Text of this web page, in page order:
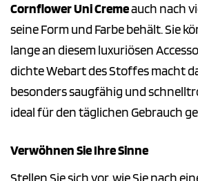
Cornflower Uni Cremeauch nach
seine Form und Farbe behält. Sie
lange an diesem luxuriösen
dichte Webart des Stoffes macht
besonders saugfähig und
ideal für den täglichen Gebrauch
Verwöhnen Sie Ihre Sinne
Stellen Sie sich vor, wie Sie nach